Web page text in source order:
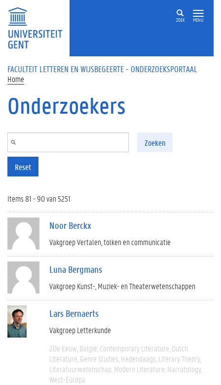
Overslaan en naar de inhoud gaan
ZOEK MENU
FACULTEIT LETTEREN EN WIJSBEGEERTE - ONDERZOEKSPORTAAL
Home
Onderzoekers
Zoeken
Reset
Items 81 - 90 van 5251
Noor Berckx
Vakgroep Vertalen, tolken en communicatie
Luna Bergmans
Vakgroep Kunst-, Muziek- en Theaterwetenschappen
Lars Bernaerts
Vakgroep Letterkunde
20e Eeuw België Contemporary Literature Dutch
Literature Genre Studies Hedendaags Literary Theory
Literatuurwetenschap Modern Literature Narratology
West-Europa